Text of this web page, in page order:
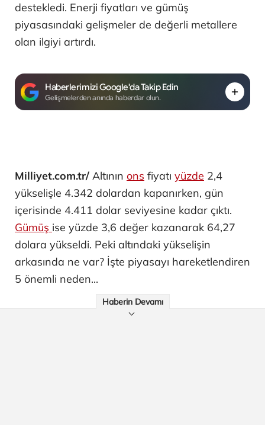
destekledi. Enerji fiyatları ve gümüş
piyasasındaki gelişmeler de değerli metallere
olan ilgiyi artırdı.
Haberlerimizi Google'da Takip Edin
Gelişmelerden anında haberdar olun.
Milliyet.com.tr/ Altının ons fiyatı yüzde 2,4
yükselişle 4.342 dolardan kapanırken, gün
içerisinde 4.411 dolar seviyesine kadar çıktı.
Gümüş ise yüzde 3,6 değer kazanarak 64,27
dolara yükseldi. Peki altındaki yükselişin
arkasında ne var? İşte piyasayı hareketlendiren
5 önemli neden...
Haberin Devamı